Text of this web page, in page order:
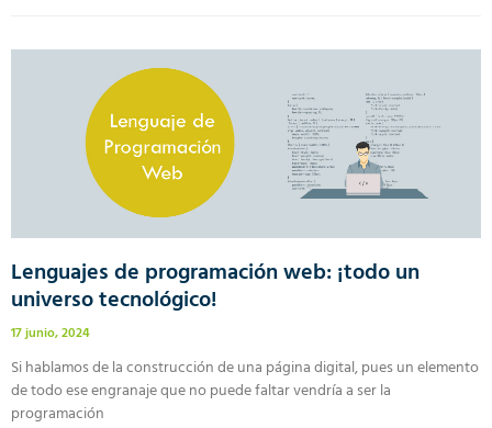
Lenguajes de programación web: ¡todo un
universo tecnológico!
17 junio, 2024
Si hablamos de la construcción de una página digital, pues un elemento
de todo ese engranaje que no puede faltar vendría a ser la
programación